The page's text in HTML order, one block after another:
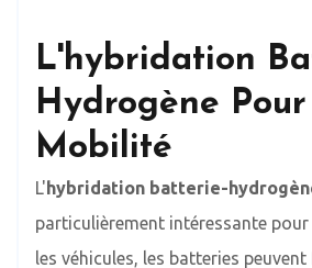
L'hybridation
Hydrogène
Mobilité
L' hybridation batterie-
particulièrement intéressante
les véhicules, les batteries